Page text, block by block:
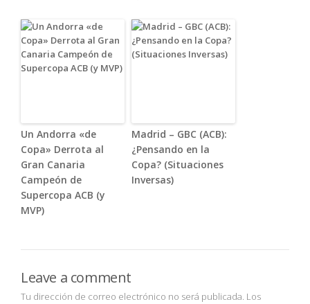
Un Andorra «de
Copa» Derrota al
Gran Canaria
Campeón de
Supercopa ACB (y
MVP)
Madrid – GBC (ACB):
¿Pensando en la
Copa? (Situaciones
Inversas)
Leave a comment
Tu dirección de correo electrónico no será publicada. Los